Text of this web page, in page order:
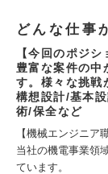
どんな仕事
【今回のポジ
豊富な案件の中
す。様々な挑戦
構想設計/基本
術/保全など
【機械エンジニア
当社の機電事業領
ています。